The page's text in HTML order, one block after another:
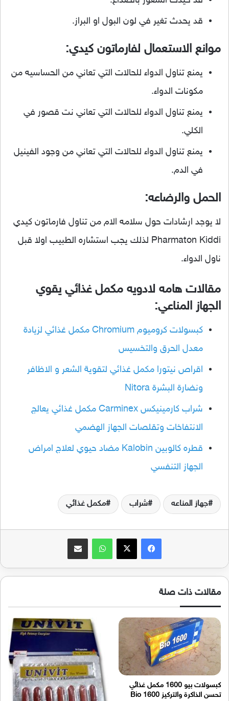
قد يحدث تغير في لون البول او البراز.
موانع الاستعمال لفارماتون كيدي:
يمنع تناول الدواء للحالات التي تعاني من الحساسيه من
مكونات الدواء.
يمنع تناول الدواء للحالات التي تعاني نت قصور في
الكلي.
يمنع تناول الدواء للحالات التي تعاني من وجود الفينيل
في الدم.
الحمل والرضاعه:
لا يوجد ارشادات حول سلامه الام من تناول فارماتون كيدي
Pharmaton Kiddi لذلك يجب استشاره الطبيب اولا قبل
ناول الدواء.
مقالات هامه لادويه مكمل غذائي يقوي
الجهاز المناعي:
كبسولات كروميوم Chromium مكمل غذائي لزيادة
معدل الحرق والتخسيس
اقراص نيتورا مكمل غذائي لتقوية الشعر و الاظافر
ونضارة البشرة Nitora
شراب كارمينيكس Carminex مكمل غذائي يعالج
الانتفاخات وتقلصات الجهاز الهضمي
قطره كالوبين Kalobin مضاد حيوي لعلاج امراض
الجهاز التنفسي
جهاز المناعه شراب مكمل غذائي
فيسبوك‫X واتساب مشاركة عبر البريد
مقالات ذات صلة
كبسولات بيو 1600 مكمل غذائي
تحسن الذاكرة والتركيز Bio 1600